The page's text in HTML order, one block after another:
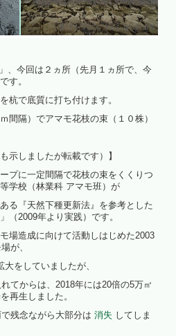
、今回は２ヵ所（先月１ヵ所で、今
す。
杭で底質に打ち付けます。
間隔）でアマモ花枝の束（１０株）
示しましたが転載です）】
プに一定間隔で花枝の束をくくりつ
学校（林業科 アマモ班）が
る『天然下種更新法』を参考とした
（2009年より実践）です。
場造成に向けて活動しはじめた2003
が、
をしていましたが、
てからは、2018年には20倍の5万㎡
再生しました。
残念ながら大部分は 消失 してしま